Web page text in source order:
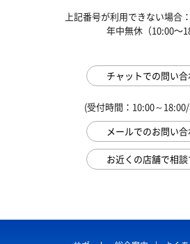
上記番号が利用できない場合
年中無休（10:00〜
チャットでの問い合
(受付時間：10:00～
メールでのお問い合
お近くの店舗で相談